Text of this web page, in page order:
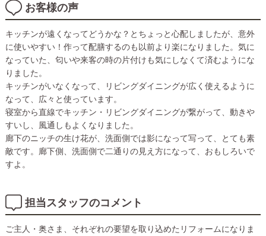
お客様の声
キッチンが遠くなってどうかな？とちょっと心配しましたが、意外
に使いやすい！作って配膳するのも以前より楽になりました。気に
なっていた、匂いや来客の時の片付けも気にしなくて済むようにな
りました。
キッチンがいなくなって、リビングダイニングが広く使えるように
なって、広々と使っています。
寝室から直線でキッチン・リビングダイニングが繋がって、動きや
すいし、風通しもよくなりました。
廊下のニッチの生け花が、洗面側では影になって写って、とても素
敵です。廊下側、洗面側で二通りの見え方になって、おもしろいで
すよ。
担当スタッフのコメント
ご主人・奥さま、それぞれの要望を取り込めたリフォームになりま